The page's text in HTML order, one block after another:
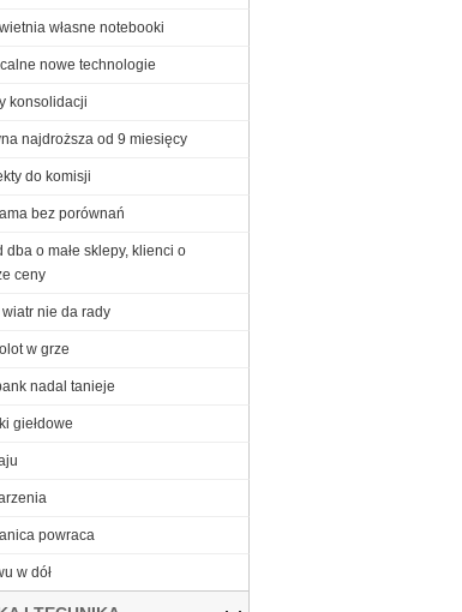
własne notebooki
nowe technologie
konsolidacji
najdroższa od 9 miesięcy
do komisji
bez porównań
dba o małe sklepy, klienci o
ceny
nie da rady
w grze
nadal tanieje
giełdowe
powraca
w dół